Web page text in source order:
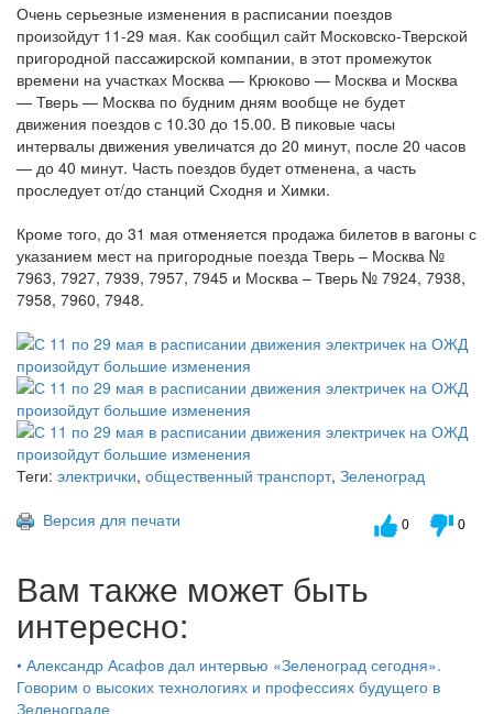
Очень серьезные изменения в расписании поездов
произойдут 11-29 мая. Как сообщил сайт Московско-Тверской
пригородной пассажирской компании, в этот промежуток
времени на участках Москва — Крюково — Москва и Москва
— Тверь — Москва по будним дням вообще не будет
движения поездов с 10.30 до 15.00. В пиковые часы
интервалы движения увеличатся до 20 минут, после 20 часов
— до 40 минут. Часть поездов будет отменена, а часть
проследует от/до станций Сходня и Химки.
Кроме того, до 31 мая отменяется продажа билетов в вагоны с
указанием мест на пригородные поезда Тверь – Москва №
7963, 7927, 7939, 7957, 7945 и Москва – Тверь № 7924, 7938,
7958, 7960, 7948.
Теги: электрички, общественный транспорт, Зеленоград
Версия для печати
0 0
Вам также может быть
интересно:
• Александр Асафов дал интервью «Зеленоград сегодня».
Говорим о высоких технологиях и профессиях будущего в
Зеленограде